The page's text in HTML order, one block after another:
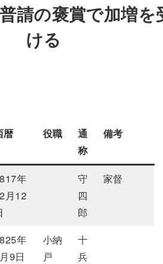
請の褒賞で加増を
ける
暦 役職
通
称
備考
年
月12
守
四
郎
家督
年
9日
小納
戸
十
兵